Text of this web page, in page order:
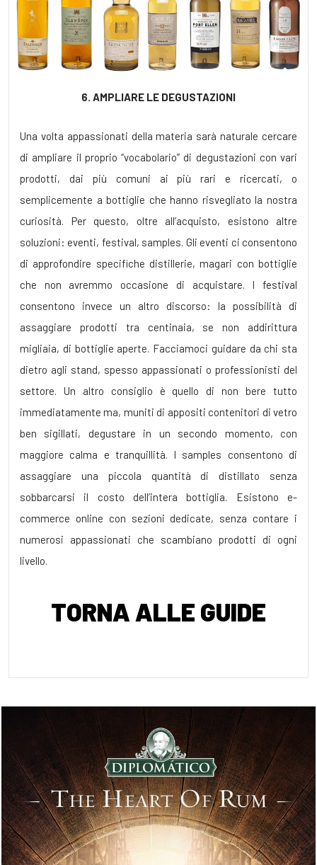
6. AMPLIARE LE DEGUSTAZIONI
Una volta appassionati della materia sarà naturale cercare
di ampliare il proprio “vocabolario” di degustazioni con vari
prodotti, dai più comuni ai più rari e ricercati, o
semplicemente a bottiglie che hanno risvegliato la nostra
curiosità. Per questo, oltre all’acquisto, esistono altre
soluzioni: eventi, festival, samples. Gli eventi ci consentono
di approfondire specifiche distillerie, magari con bottiglie
che non avremmo occasione di acquistare. I festival
consentono invece un altro discorso: la possibilità di
assaggiare prodotti tra centinaia, se non addirittura
migliaia, di bottiglie aperte. Facciamoci guidare da chi sta
dietro agli stand, spesso appassionati o professionisti del
settore. Un altro consiglio è quello di non bere tutto
immediatamente ma, muniti di appositi contenitori di vetro
ben sigillati, degustare in un secondo momento, con
maggiore calma e tranquillità. I samples consentono di
assaggiare una piccola quantità di distillato senza
sobbarcarsi il costo dell’intera bottiglia. Esistono e-
commerce online con sezioni dedicate, senza contare i
numerosi appassionati che scambiano prodotti di ogni
livello.
TORNA ALLE GUIDE